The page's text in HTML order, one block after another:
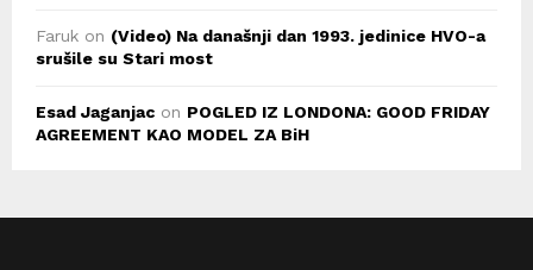
Faruk on (Video) Na današnji dan 1993. jedinice HVO-a
srušile su Stari most
Esad Jaganjac on POGLED IZ LONDONA: GOOD FRIDAY
AGREEMENT KAO MODEL ZA BiH